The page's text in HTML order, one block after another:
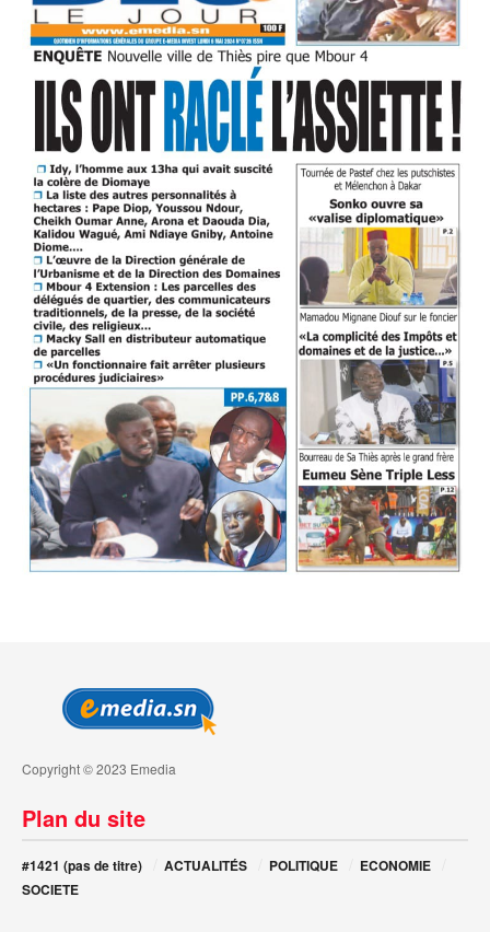
Copyright © 2023 Emedia
Plan du site
#1421 (pas de titre) ACTUALITÉS POLITIQUE
ECONOMIE
SOCIETE